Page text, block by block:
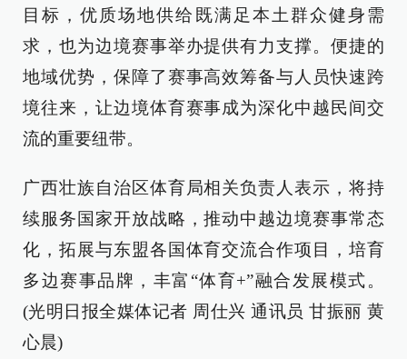
目标，优质场地供给既满足本土群众健身需
求，也为边境赛事举办提供有力支撑。便捷的
地域优势，保障了赛事高效筹备与人员快速跨
境往来，让边境体育赛事成为深化中越民间交
流的重要纽带。
广西壮族自治区体育局相关负责人表示，将持
续服务国家开放战略，推动中越边境赛事常态
化，拓展与东盟各国体育交流合作项目，培育
多边赛事品牌，丰富“体育+”融合发展模式。
(光明日报全媒体记者 周仕兴 通讯员 甘振丽 黄
心晨)